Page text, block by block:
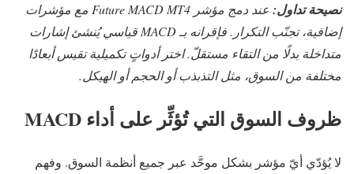
نصيحة تداول:
عند دمج مؤشر Future MACD MT4 مع مؤشرات
إضافية، تجنّب التكرار. فإقرانه بـ MACD قياسي يُنشئ إشارات
متداخلة بدلًا من التقاء مستقلّ. اختر أدواتٍ تكميلية تقيس أبعادًا
مختلفة من السوق، مثل التذبذب أو الحجم أو الهيكل.
ظروف السوق التي تُؤثِّر على أداء MACD
لا يُؤدّي أيّ مؤشر بشكل موحَّد عبر جميع أنظمة السوق. وفهم